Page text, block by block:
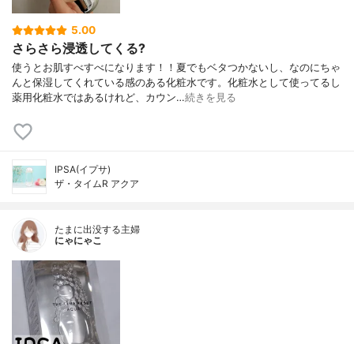
5.00
さらさら浸透してくる?
使うとお肌すべすべになります！！夏でもベタつかないし、なのにちゃ
んと保湿してくれている感のある化粧水です。化粧水として使ってるし
薬用化粧水ではあるけれど、カウン…続きを見る
IPSA(イプサ)
ザ・タイムR アクア
たまに出没する主婦
にゃにゃこ